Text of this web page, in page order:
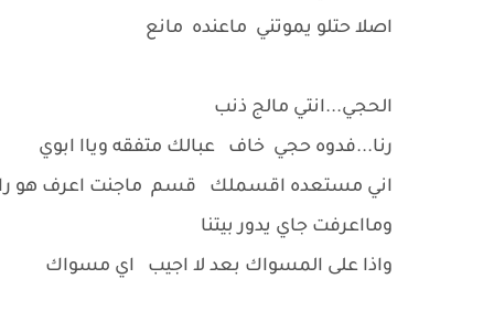
اصلا حتلو يموتني ماعنده مانع
الحجي...انتي مالج ذنب
رنا...فدوه حجي خاف عبالك متفقه وياا ابوي
اني مستعده اقسملك قسم ماجنت اعرف هو
ومااعرفت جاي يدور بيتنا
واذا على المسواك بعد لا اجيب اي مسواك